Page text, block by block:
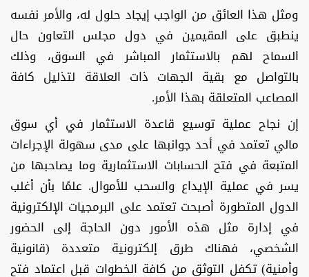
ومثل هذا العائق من الواجب إيجاد حلول له، والأمر نفسه
ينطبق على المقيمين في دول مجلس التعاون حال
السماح لهم بالاستثمار المباشر في السوق، وذلك
بالتواصل مع بقية الجهات ذات العلاقة لتذليل كافة
المصاعب المتعلقة بهذا الأمر.
إن نجاح عملية توسيع قاعدة الاستثمار في أي سوق
مالي تعتمد في أحد جوانبها على مدى سهولة الإجراءات
المتبعة في فتح الحسابات الاستثمارية وما يصاحبها من
يسر في عملية الإيداع والسحب للأموال. علمًا بأن أغلب
الدول المتطورة أصبحت تعتمد على البرمجيات الإلكترونية
في إدارة مثل هذه الأمور دون الحاجة إلى الحضور
الشخصي، فهناك طرق إلكترونية متعددة (قانونية
وأمنية) تكفل التوثق من كافة الخطوات قبل اعتماد فتح